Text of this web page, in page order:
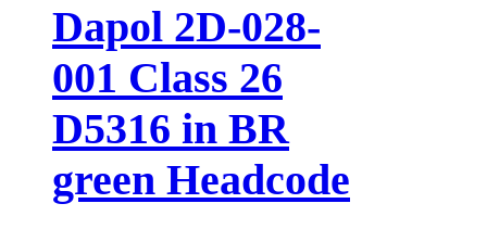
Dapol 2D-028-
001 Class 26
D5316 in BR
green Headcode